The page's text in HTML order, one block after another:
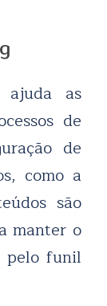
ajuda as
de
de
como a
são
manter o
pelo funil